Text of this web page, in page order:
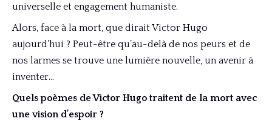
universelle et engagement humaniste.
Alors, face à la mort, que dirait Victor Hugo
aujourd’hui ? Peut-être qu’au-delà de nos peurs et de
nos larmes se trouve une lumière nouvelle, un avenir à
inventer…
Quels poèmes de Victor Hugo traitent de la mort avec
une vision d’espoir ?